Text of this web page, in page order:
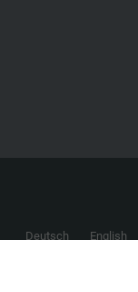
Deutsch English